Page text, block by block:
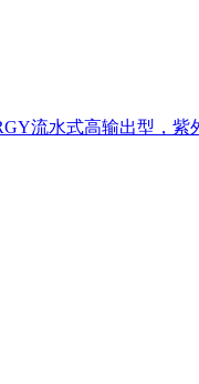
流水式高输出型，紫